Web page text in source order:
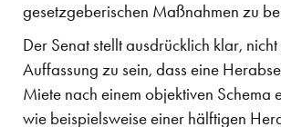
gesetzgeberischen Maßnahmen zu
Der Senat stellt ausdrücklich klar,
Auffassung zu sein, dass eine
Miete nach einem objektiven Schema
wie beispielsweise einer hälftigen